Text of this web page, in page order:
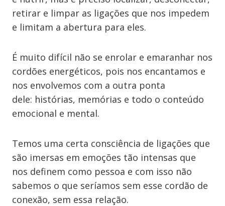
retirar e limpar as ligações que nos impedem
e limitam a abertura para eles.
É muito difícil não se enrolar e emaranhar nos
cordões energéticos, pois nos encantamos e
nos envolvemos com a outra ponta
dele: histórias, memórias e todo o conteúdo
emocional e mental.
Temos uma certa consciência de ligações que
são imersas em emoções tão intensas que
nos definem como pessoa e com isso não
sabemos o que seríamos sem esse cordão de
conexão, sem essa relação.